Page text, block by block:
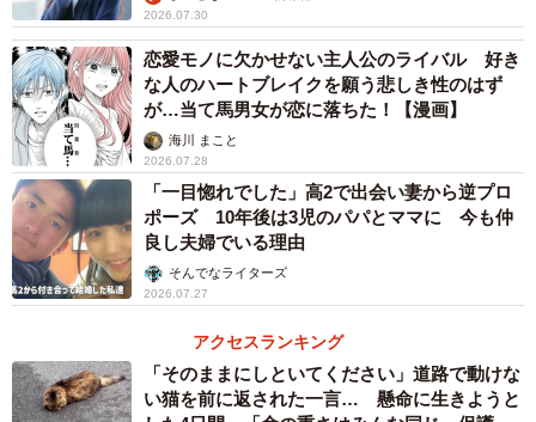
5/6
都合のいい女性あるある（提供画像）
「都合のいい女性のあるある」を教えてもらったところ、
2026.07.30
恋愛モノに欠かせない主人公のライバル 好き
な人のハートブレイクを願う悲しき性のはず
が…当て馬男女が恋に落ちた！【漫画】
海川 まこと
2026.07.28
「一目惚れでした」高2で出会い妻から逆プロ
ポーズ 10年後は3児のパパとママに 今も仲
良し夫婦でいる理由
そんでなライターズ
2026.07.27
アクセスランキング
「そのままにしといてください」道路で動けな
い猫を前に返された一言… 懸命に生きようと